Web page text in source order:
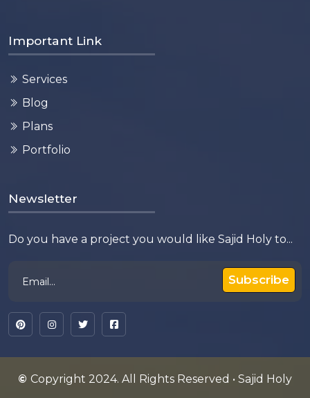
Important Link
Services
Blog
Plans
Portfolio
Newsletter
Do you have a project you would like Sajid Holy to...
Subscribe
© Copyright 2024. All Rights Reserved • Sajid Holy